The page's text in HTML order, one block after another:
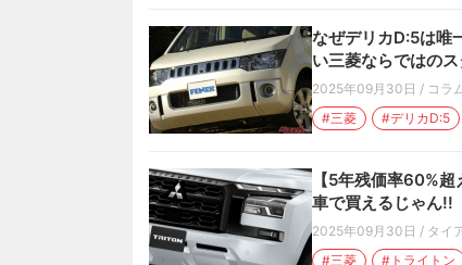
なぜデリカD:5は唯
い三菱ならではの
2025年09月30日 / コラ
#三菱
#デリカD:5
【5年残価率60%
車で買えるじゃん!!
2025年09月30日 / タイ
#三菱
#トライトン